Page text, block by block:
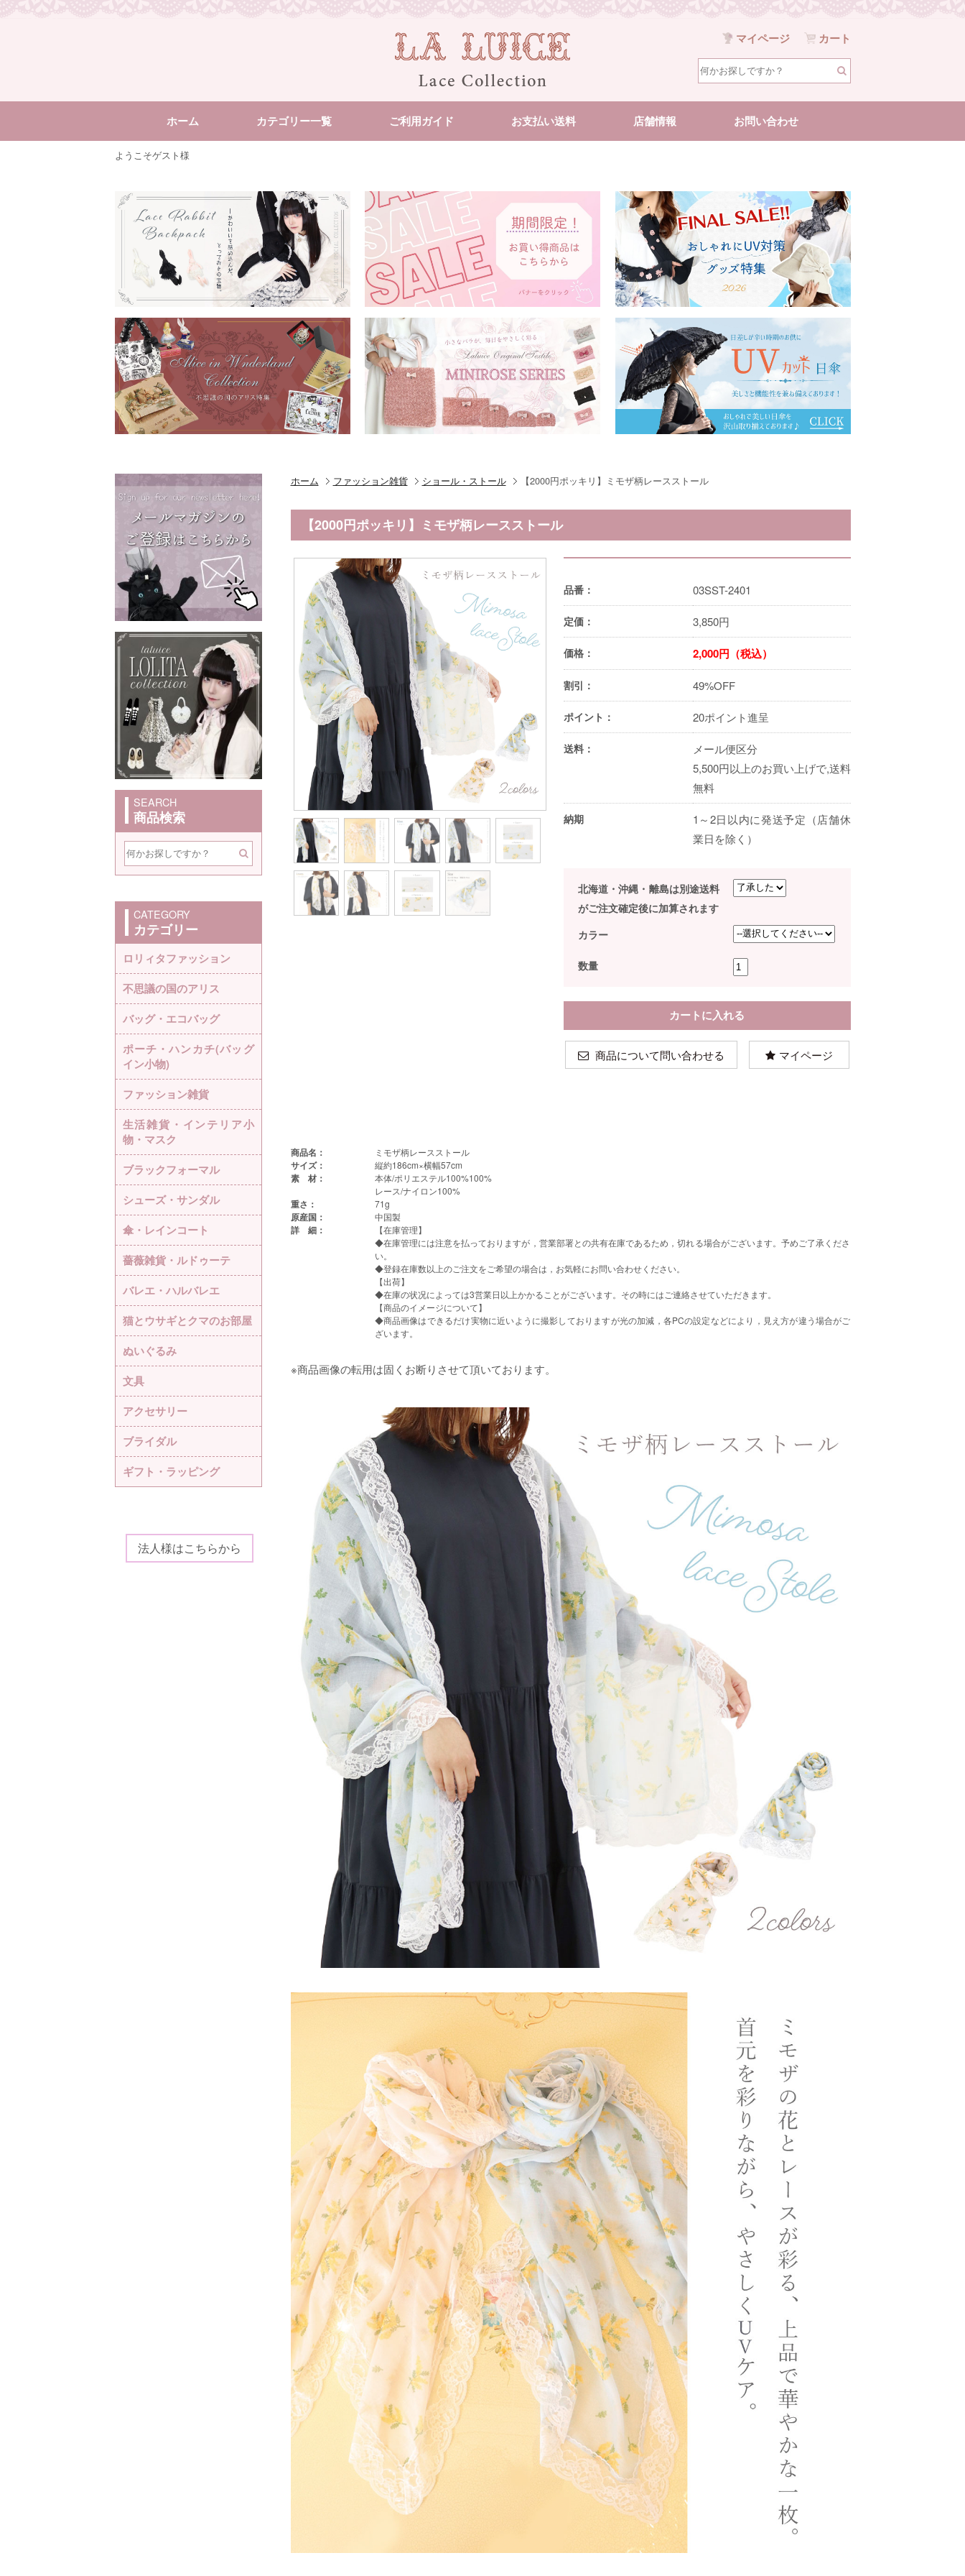
マイページ カート
ホーム カテゴリー一覧 ご利用ガイド お支払い送料 店舗情報 お問い合わせ
ようこそゲスト様
ホーム ファッション雑貨 ショール・ストール 【2000円ポッキリ】ミモザ柄レースストール
【2000円ポッキリ】ミモザ柄レースストール
品番： 03SST-2401
定価： 3,850円
価格： 2,000円（税込）
割引： 49%OFF
ポイント： 20ポイント進呈
送料：
メール便区分
5,500円以上のお買い上げで,送料
無料
納期
1～2日以内に発送予定（店舗休
業日を除く）
北海道・沖縄・離島は別途送料
がご注文確定後に加算されます
カラー
数量
商品について問い合わせる マイページ
商品名： ミモザ柄レースストール
サイズ： 縦約186cm×横幅57cm
素 材：
本体/ポリエステル100%100%
レース/ナイロン100%
重さ： 71g
原産国： 中国製
詳 細：
【在庫管理】
◆在庫管理には注意を払っておりますが，営業部署との共有在庫であるため，切れる場合がございます。予めご了承くださ
い。
◆登録在庫数以上のご注文をご希望の場合は，お気軽にお問い合わせください。
【出荷】
◆在庫の状况によっては3営業日以上かかることがございます。その時にはご連絡させていただきます。
【商品のイメージについて】
◆商品画像はできるだけ実物に近いように撮影しておりますが光の加減，各PCの設定などにより，見え方が違う場合がご
ざいます。
※商品画像の転用は固くお断りさせて頂いております。
SEARCH
商品検索
CATEGORY
カテゴリー
ロリィタファッション
不思議の国のアリス
バッグ・エコバッグ
ポーチ・ハンカチ(バッグ
イン小物)
ファッション雑貨
生活雑貨・インテリア小
物・マスク
ブラックフォーマル
シューズ・サンダル
傘・レインコート
薔薇雑貨・ルドゥーテ
バレエ・ハルバレエ
猫とウサギとクマのお部屋
ぬいぐるみ
文具
アクセサリー
ブライダル
ギフト・ラッピング
法人様はこちらから